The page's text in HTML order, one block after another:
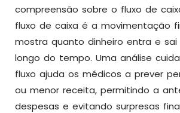
compreensão sobre o fluxo de
fluxo de caixa é a movimentação
mostra quanto dinheiro entra e
longo do tempo. Uma análise
fluxo ajuda os médicos a prever
ou menor receita, permitindo a
despesas e evitando surpresas